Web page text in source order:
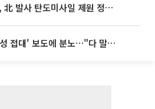
사 탄도미사일 제원 정밀분석 중"
박문성, 축구협회 '성 접대' 보도에 분노…"다 말아먹으려고 작정했나"